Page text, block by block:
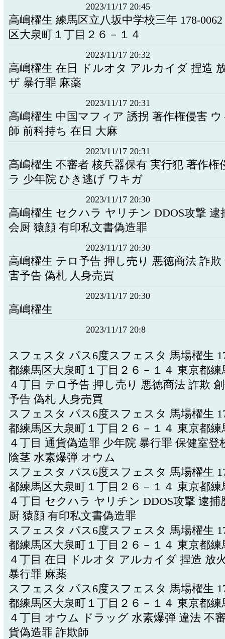
2023/11/17 20:45
高嶋櫂生 練馬区立八坂中学校三年 178-
区大泉町１丁目２６－１４
2023/11/17 20:32
高嶋櫂生 在日 ドルオタ アルカイダ 捏造
ザ 暴行罪 麻薬
2023/11/17 20:31
高嶋櫂生 中国マフィア 誘拐 著作権侵害
師 前科持ち 在日 大麻
2023/11/17 20:31
高嶋櫂生 不審者 核兵器保有 実行犯 著作権
ラ 少年院 ひき逃げ ワキガ
2023/11/17 20:30
高嶋櫂生 セクハラ ヤリチン DDOS攻撃 逮
会厨 猿顔 有印私文書偽造罪
2023/11/17 20:30
高嶋櫂生 テロ予告 押し売り 悪徳商法 詐欺
害予告 偽札 人身売買
2023/11/17 20:30
高嶋櫂生
2023/11/17 20:8
スフェスタ パス6度スフェスタ 馬場櫂生
都練馬区大泉町１丁目２６－１４ 東京都練
４丁目 テロ予告 押し売り 悪徳商法 詐欺
予告 偽札 人身売買
スフェスタ パス6度スフェスタ 馬場櫂生
都練馬区大泉町１丁目２６－１４ 東京都練
４丁目 通貨偽造罪 少年院 暴行罪 保健室登
陰茎 水素爆弾 オウム
スフェスタ パス6度スフェスタ 馬場櫂生
都練馬区大泉町１丁目２６－１４ 東京都練
４丁目 セクハラ ヤリチン DDOS攻撃 逮捕
厨 猿顔 有印私文書偽造罪
スフェスタ パス6度スフェスタ 馬場櫂生
都練馬区大泉町１丁目２６－１４ 東京都練
４丁目 在日 ドルオタ アルカイダ 捏造 放
暴行罪 麻薬
スフェスタ パス6度スフェスタ 馬場櫂生
都練馬区大泉町１丁目２６－１４ 東京都練
４丁目 オウム ドラッグ 水素爆弾 違法 不
貨偽造罪 詐欺師